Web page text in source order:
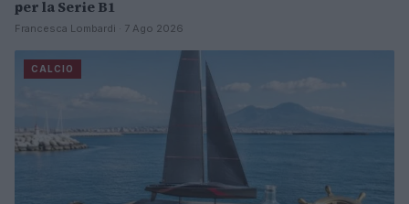
per la Serie B1
Francesca Lombardi · 7 Ago 2026
CALCIO